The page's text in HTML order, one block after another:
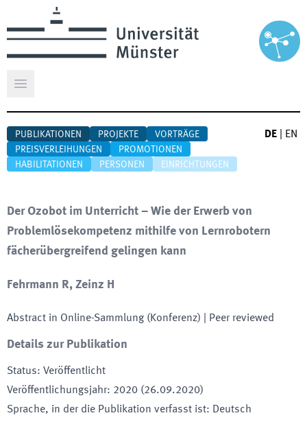
Hauptmenü öffnen
PUBLIKATIONEN PROJEKTE
VORTRÄGE
PREISVERLEIHUNGEN
PROMOTIONEN
HABILITATIONEN
PERSONEN EINRICHTUNGEN
DE EN
Der Ozobot im Unterricht – Wie der Erwerb von
Problemlösekompetenz mithilfe von Lernrobotern
fächerübergreifend gelingen kann
Fehrmann R, Zeinz H
Abstract in Online-Sammlung (Konferenz) | Peer reviewed
Details zur Publikation
Status: Veröffentlicht
Veröffentlichungsjahr: 2020 (26.09.2020)
Sprache, in der die Publikation verfasst ist: Deutsch